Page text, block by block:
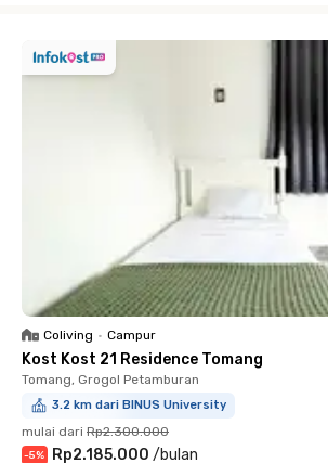
Coliving • Campur
Kost Kost 21 Residence Tomang
Tomang, Grogol Petamburan
3.2 km dari BINUS University
mulai dari Rp2.300.000
-5% Rp2.185.000 /bulan